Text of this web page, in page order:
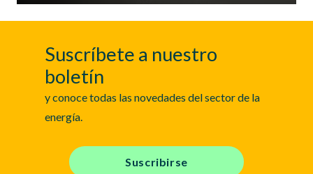
Suscríbete a nuestro
boletín
y conoce todas las novedades del sector de la
energía.
Suscribirse